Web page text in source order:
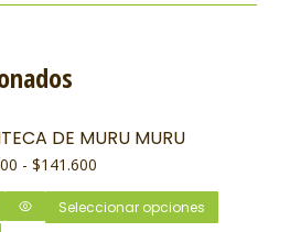
DE MURU MURU
- $141.600
Seleccionar opciones